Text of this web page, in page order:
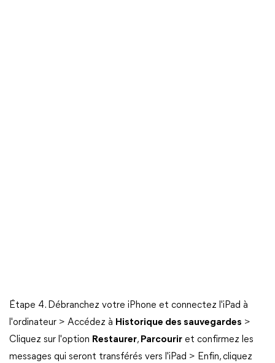
Étape 4. Débranchez votre iPhone et connectez l'iPad à
l'ordinateur > Accédez à Historique des sauvegardes >
Cliquez sur l'option Restaurer, Parcourir et confirmez les
messages qui seront transférés vers l'iPad > Enfin, cliquez